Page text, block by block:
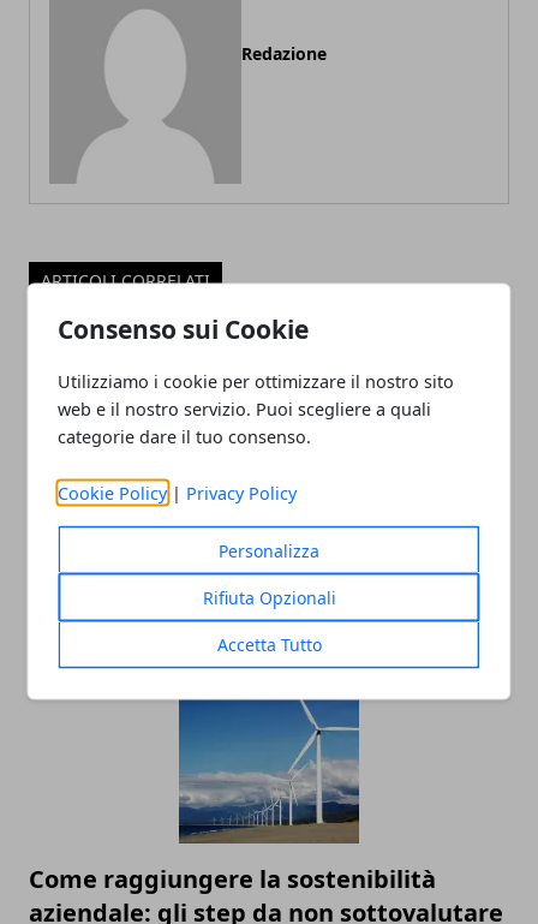
Consenso sui Cookie
Utilizziamo i cookie per ottimizzare il nostro sito
web e il nostro servizio. Puoi scegliere a quali
categorie dare il tuo consenso.
Cookie Policy | Privacy Policy
Personalizza
Rifiuta Opzionali
Accetta Tutto
Redazione
ARTICOLI CORRELATI
Turismo sostenibile sempre più in
trend: le destinazioni da non perdere
15/11/2024
Come raggiungere la sostenibilità
aziendale: gli step da non sottovalutare